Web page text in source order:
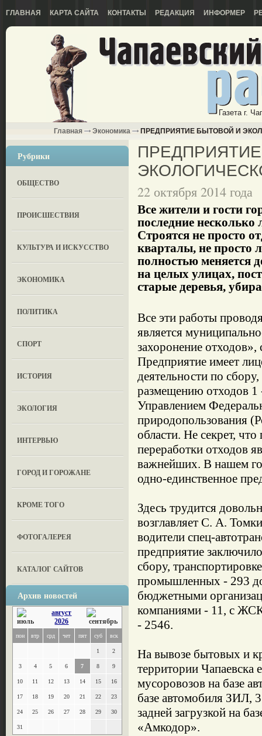
ГЛАВНАЯ КАРТА САЙТА КОНТАКТЫ РЕДАКЦИЯ ИНФОРМЕР
Газета г.
Главная Экономика ПРЕДПРИЯТИЕ БЫТОВОЙ И
Рубрики
ОБЩЕСТВО
ПРОИСШЕСТВИЯ
КУЛЬТУРА И ИСКУССТВО
ЭКОНОМИКА
ПОЛИТИКА
СПОРТ
ИСТОРИЯ
ЭКОЛОГИЯ
ИНТЕРВЬЮ
ГОРОД И ГОРОЖАНЕ
КРОМЕ ТОГО
ФОТОГАЛЕРЕЯ
КАТАЛОГ САЙТОВ
Архив новостей
август
2026
пон втр срд чет пят суб вск
1 2
3 4 5 6 7 8 9
10 11 12 13 14 15 16
17 18 19 20 21 22 23
24 25 26 27 28 29 30
31
22 октября 2014 года
Все жители и гости
последние несколько
Строятся не просто
кварталы, не просто
полностью меняется
на целых улицах,
старые деревья,
Все эти работы
является
захоронение отходов»,
Предприятие имеет
деятельности по
размещению отходов 1
Управлением
природопользования
области. Не секрет,
переработки отходов
важнейших. В нашем
одно-единственное
Здесь трудится
возглавляет С. А.
водители спец-
предприятие
сбору,
промышленных - 293
бюджетными
компаниями - 11, с
- 2546.
На вывозе бытовых и
территории Чапаевска
мусоровозов на базе
базе автомобиля ЗИЛ,
задней загрузкой на
«Амкодор».